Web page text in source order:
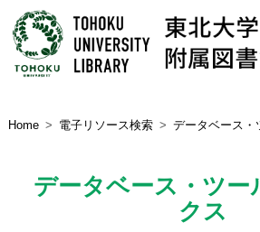
Home 電子リソース検索 データベース・
データベース・ツー
クス